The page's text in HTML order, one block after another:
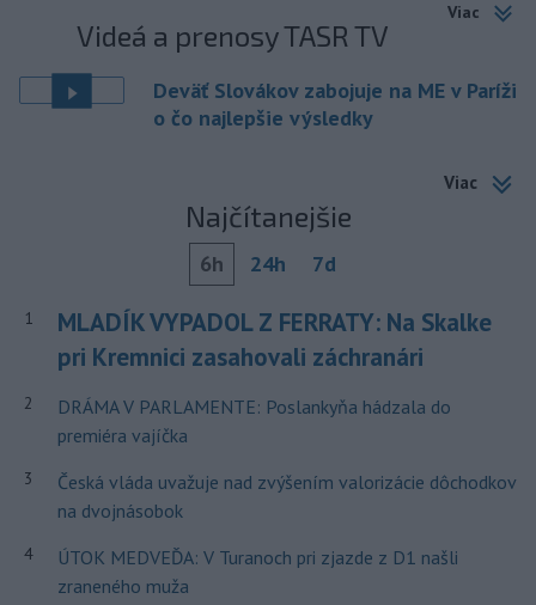
Viac
Videá a prenosy TASR TV
Deväť Slovákov zabojuje na ME v Paríži
o čo najlepšie výsledky
Viac
Najčítanejšie
6h 24h 7d
1
MLADÍK VYPADOL Z FERRATY: Na Skalke
pri Kremnici zasahovali záchranári
2
DRÁMA V PARLAMENTE: Poslankyňa hádzala do
premiéra vajíčka
3
Česká vláda uvažuje nad zvýšením valorizácie dôchodkov
na dvojnásobok
4
ÚTOK MEDVEĎA: V Turanoch pri zjazde z D1 našli
zraneného muža